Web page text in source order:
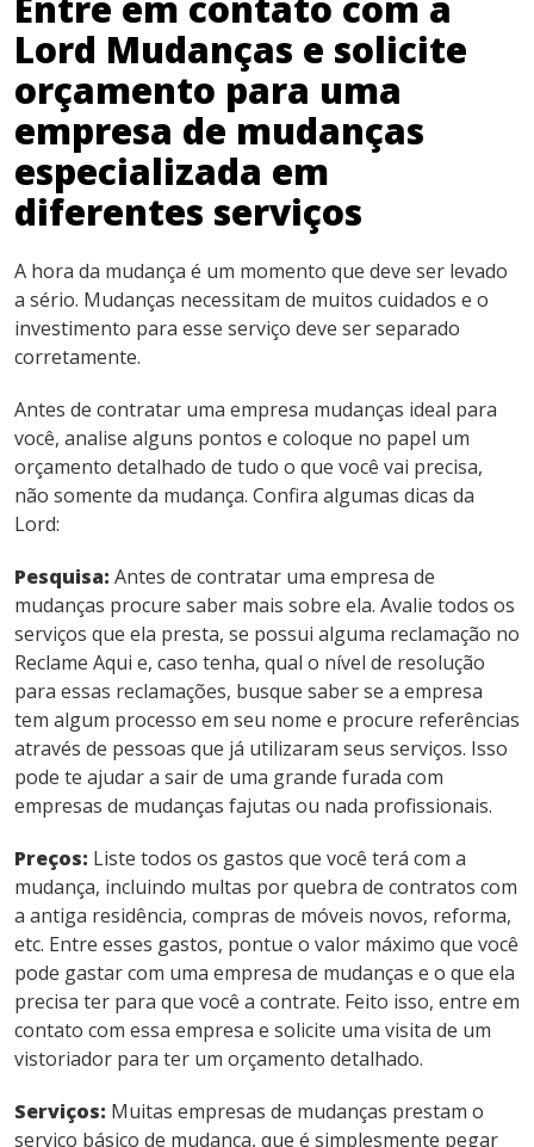
Lord Mudanças e solicite
orçamento para uma
empresa de mudanças
especializada em
diferentes serviços
A hora da mudança é um momento que deve ser levado
a sério. Mudanças necessitam de muitos cuidados e o
investimento para esse serviço deve ser separado
corretamente.
Antes de contratar uma empresa mudanças ideal para
você, analise alguns pontos e coloque no papel um
orçamento detalhado de tudo o que você vai precisa,
não somente da mudança. Confira algumas dicas da
Lord:
Pesquisa: Antes de contratar uma empresa de
mudanças procure saber mais sobre ela. Avalie todos os
serviços que ela presta, se possui alguma reclamação no
Reclame Aqui e, caso tenha, qual o nível de resolução
para essas reclamações, busque saber se a empresa
tem algum processo em seu nome e procure referências
através de pessoas que já utilizaram seus serviços. Isso
pode te ajudar a sair de uma grande furada com
empresas de mudanças fajutas ou nada profissionais.
Preços: Liste todos os gastos que você terá com a
mudança, incluindo multas por quebra de contratos com
a antiga residência, compras de móveis novos, reforma,
etc. Entre esses gastos, pontue o valor máximo que você
pode gastar com uma empresa de mudanças e o que ela
precisa ter para que você a contrate. Feito isso, entre em
contato com essa empresa e solicite uma visita de um
vistoriador para ter um orçamento detalhado.
Serviços: Muitas empresas de mudanças prestam o
serviço básico de mudança, que é simplesmente pegar